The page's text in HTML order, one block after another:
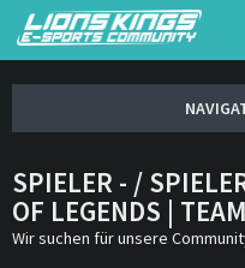
SPIELER - /
OF LEGENDS |
Wir suchen für unsere